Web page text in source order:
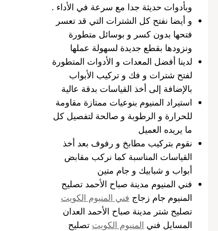
وبأدوات حديثة جدا مع سرعة في الأداء .
و أيضا نفتح كل الشترات التي قد تعسر
فتحها بدون كسر و بوسائل متطورة
ونزودها بقطع جديدة لسهولة عملها
لدينا أفضل المعدات و الأدوات المتطورة
لفتح شترات و فك و تركيب الأبواب
بالإضافة إلى أخذ القياسات بدقة عالية
استيراد المنيوم بنوعيات ممتازة مقاومة
للحرارة و الرطوبة و صالحة لتفصيل كل
ما يريده العميل
نقوم بتركيب مطابخ و رفوف بعد أخذ
القياسات المناسبة كما نركب مقابض
أبواب و شبابيك و جام متين
فني المنيوم مدينة صباح الأحمد تصليح
المنيوم جام زجاج فني المنيوم الكويت
تصليح شتر مدينة صباح الأحمد العدان
المسايل فني المنيوم الكويت تصليح